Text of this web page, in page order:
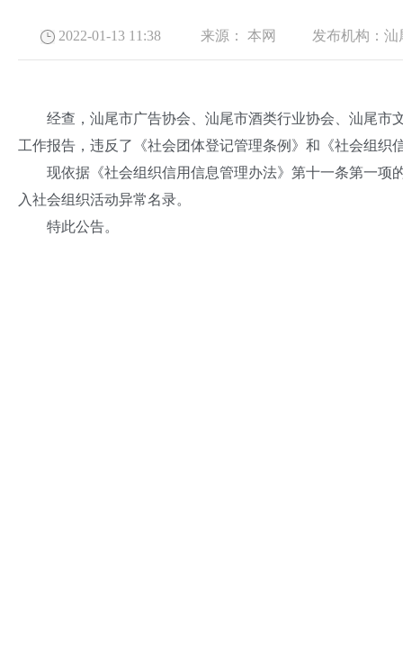
2022-01-13 11:38 来源： 本网 发布机构： 汕
经查，汕尾市广告协会、汕尾市酒类行业协会、汕尾市文
工作报告，违反了《社会团体登记管理条例》和《社会组织
现依据《社会组织信用信息管理办法》第十一条第一项
入社会组织活动异常名录。
特此公告。